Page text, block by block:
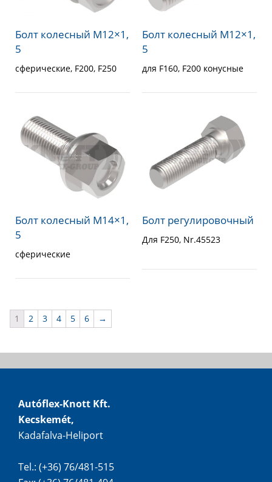
Болт колесный M12×1,
5
сферические, F200, F250
Болт колесный M12×1,
5
для F160, F200 конусные
Болт колесный M14×1,
5
сферические
Болт регулировочный
Для F250, Nr.45523
1 2 3 4 5 6 →
Autóflex-Knott Kft.
Kecskemét,
Kadafalva-Heliport
Tel.: (+36) 76/481-515